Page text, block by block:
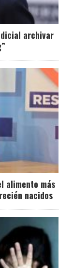
archivar
alimento más
nacidos